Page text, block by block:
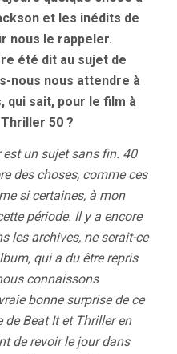
et les inédits de
nous le rappeler.
été dit au sujet de
nous nous attendre à
qui sait, pour le film à
50 ?
est un sujet sans fin. 40
des choses, comme ces
si certaines, à mon
période. Il y a encore
les archives, ne serait-ce
qui a du être repris
connaissons
bonne surprise de ce
Beat It et Thriller en
de revoir le jour dans